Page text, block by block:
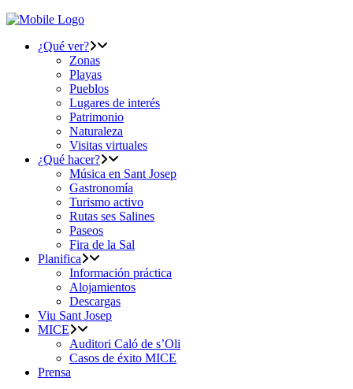
¿Qué ver?
Zonas
Playas
Pueblos
Lugares de interés
Patrimonio
Naturaleza
Visitas virtuales
¿Qué hacer?
Música en Sant Josep
Gastronomía
Turismo activo
Rutas ses Salines
Paseos
Fira de la Sal
Planifica
Información práctica
Alojamientos
Descargas
Viu Sant Josep
MICE
Auditori Caló de s’Oli
Casos de éxito MICE
Prensa